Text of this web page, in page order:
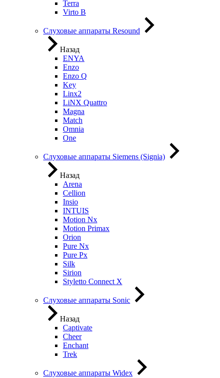
Terra
Virto B
Слуховые аппараты Resound
Назад
ENYA
Enzo
Enzo Q
Key
Linx2
LiNX Quattro
Magna
Match
Omnia
One
Слуховые аппараты Siemens (Signia)
Назад
Arena
Cellion
Insio
INTUIS
Motion Nx
Motion Primax
Orion
Pure Nx
Pure Px
Silk
Sirion
Styletto Connect X
Слуховые аппараты Sonic
Назад
Captivate
Cheer
Enchant
Trek
Слуховые аппараты Widex